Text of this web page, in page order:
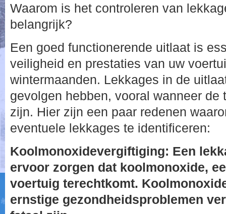
Waarom is het controleren van
belangrijk?
Een goed functionerende uitlaat is
veiligheid en prestaties van uw
wintermaanden. Lekkages in de
gevolgen hebben, vooral wanneer de
zijn. Hier zijn een paar redenen
eventuele lekkages te identificeren:
Koolmonoxidevergiftiging: Een
ervoor zorgen dat koolmonoxide,
voertuig terechtkomt.
ernstige gezondheidsproblemen